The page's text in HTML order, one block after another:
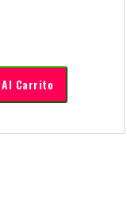
Carrito